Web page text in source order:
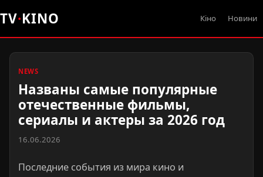
TV·KINO Кіно Новини
NEWS
Названы самые популярные
отечественные фильмы,
сериалы и актеры за 2026 год
16.06.2026
Последние события из мира кино и